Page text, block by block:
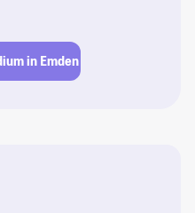
in Emden